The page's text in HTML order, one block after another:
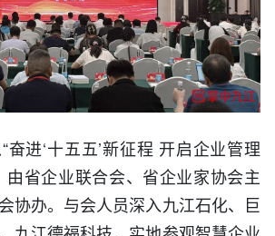
奋进‘十五五’新征程 开启企业管理
由省企业联合会、省企业家协会主
协办。与会人员深入九江石化、巨